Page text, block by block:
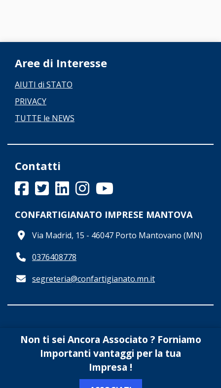
Aree di Interesse
AIUTI di STATO
PRIVACY
TUTTE le NEWS
Contatti
CONFARTIGIANATO IMPRESE MANTOVA
Via Madrid, 15 - 46047 Porto Mantovano (MN)
0376408778
segreteria@confartigianato.mn.it
CONFARTIGIANATO IMPRESE MANTOVA- c.f.
90020010204
PEC amaservizisrl@legalmail.it
Non ti sei Ancora Associato ? Forniamo
Importanti vantaggi per la tua
Impresa !